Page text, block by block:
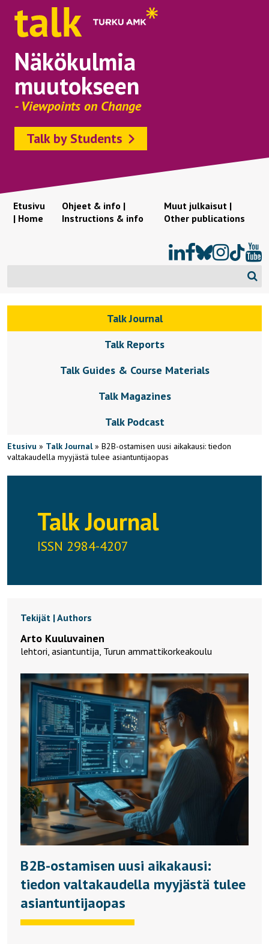
Näkökulmia
muutokseen
- Viewpoints on Change
Talk by Students
Etusivu
| Home
Ohjeet & info |
Instructions & info
Muut julkaisut |
Other publications
Talk Journal
Talk Reports
Talk Guides & Course Materials
Talk Magazines
Talk Podcast
Etusivu » Talk Journal» B2B-ostamisen uusi aikakausi: tiedon
valtakaudella myyjästä tulee asiantuntijaopas
Talk Journal
ISSN 2984-4207
Tekijät | Authors
Arto Kuuluvainen
lehtori, asiantuntija, Turun ammattikorkeakoulu
B2B-ostamisen uusi aikakausi:
tiedon valtakaudella myyjästä tulee
asiantuntijaopas